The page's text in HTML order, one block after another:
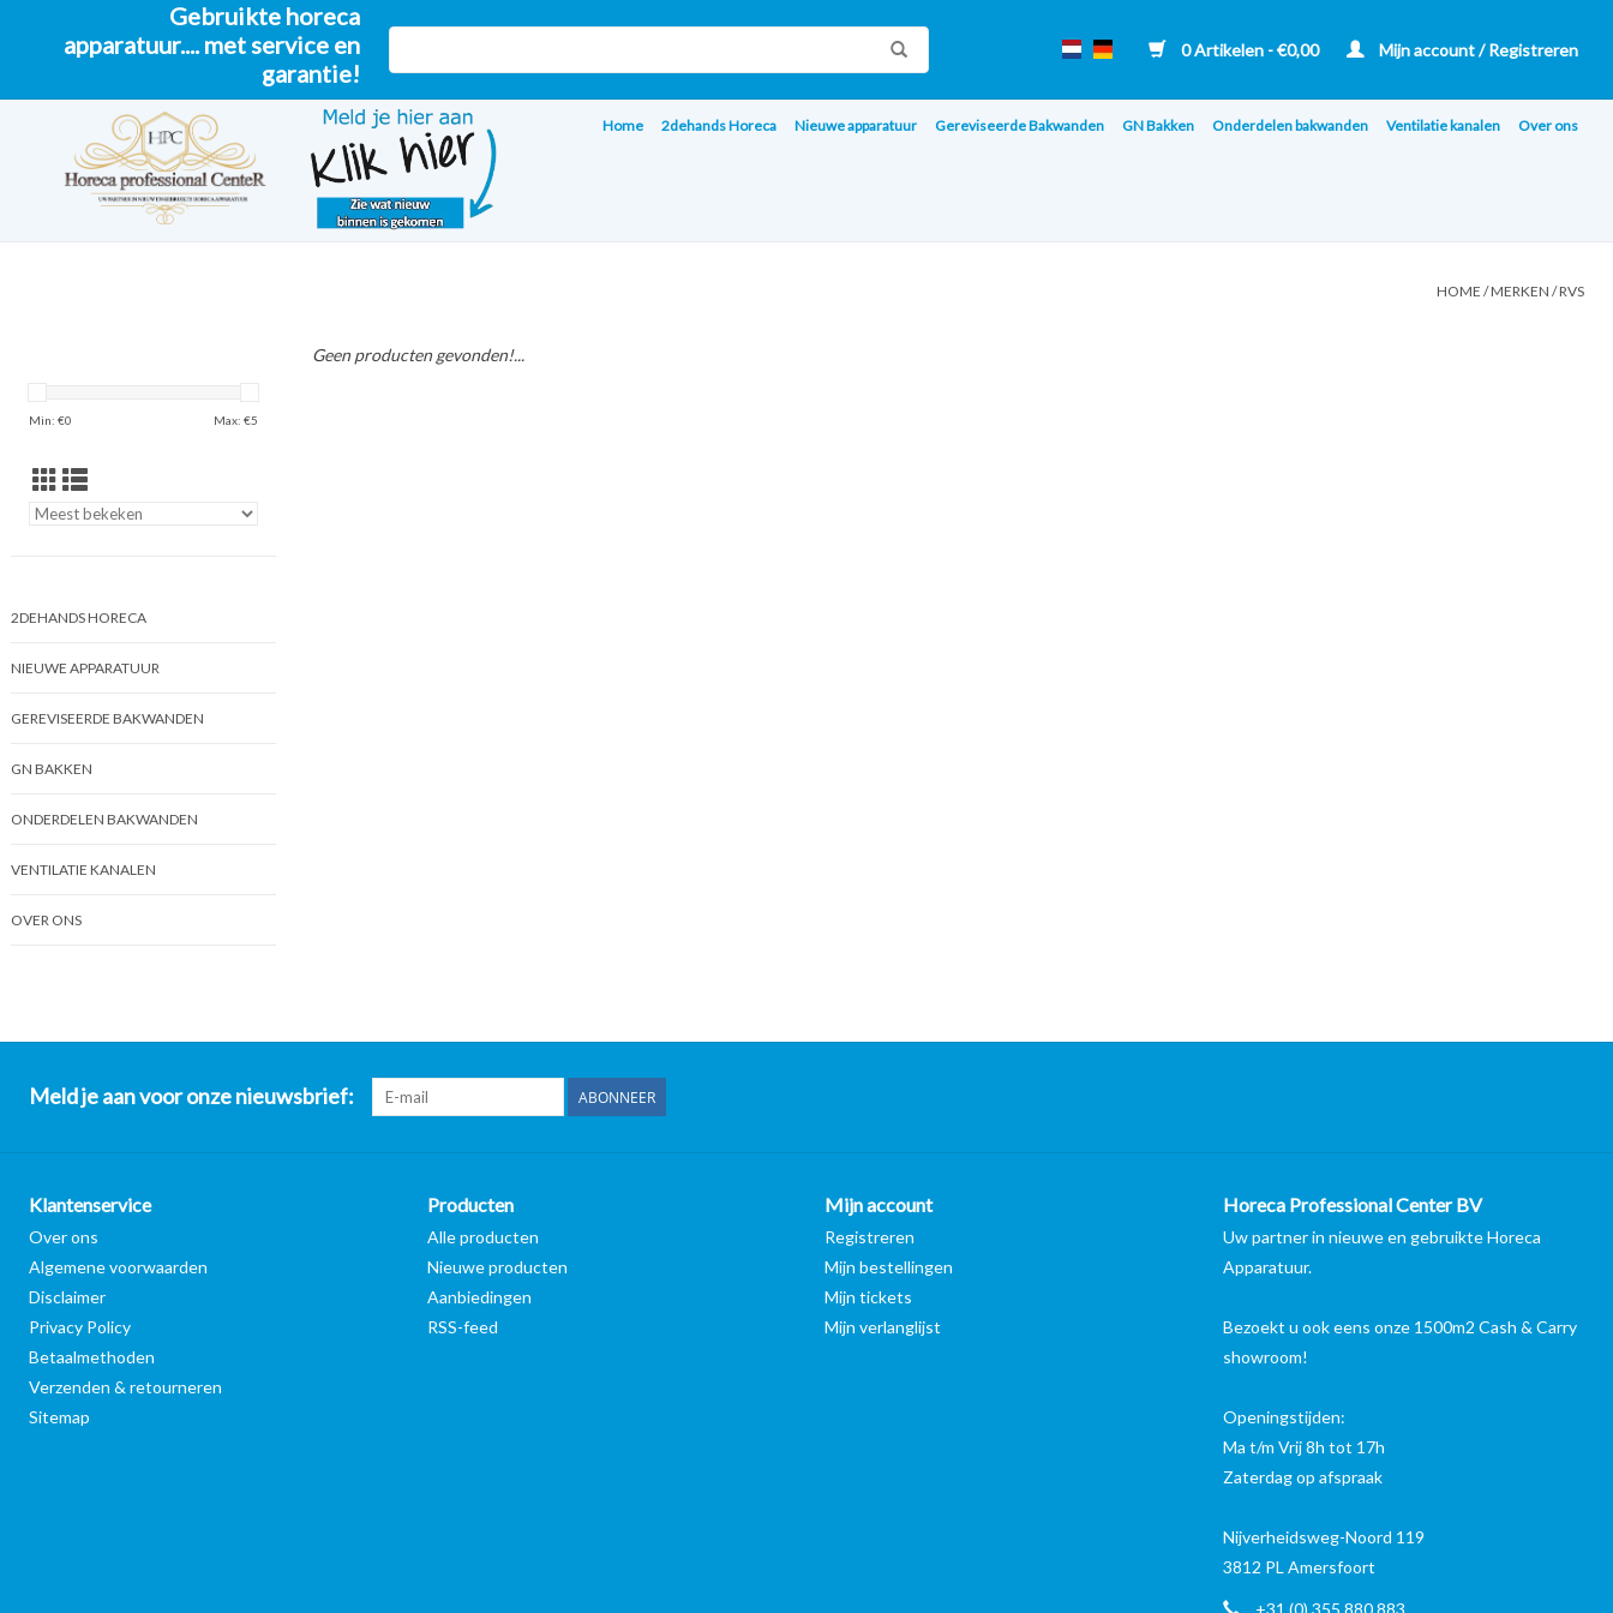
Gebruikte horeca
apparatuur.... met service en
garantie!
0 Artikelen - €0,00 Mijn account / Registreren
Home 2dehands Horeca Nieuwe apparatuur Gereviseerde Bakwanden GN Bakken Onderdelen bakwanden Ventilatie kanalen Over ons
HOME /MERKEN /RVS
Min: €0 Max: €5
2DEHANDS HORECA
NIEUWE APPARATUUR
GEREVISEERDE BAKWANDEN
GN BAKKEN
ONDERDELEN BAKWANDEN
VENTILATIE KANALEN
OVER ONS
Geen producten gevonden!...
Meld je aan voor onze nieuwsbrief: ABONNEER
Klantenservice
Over ons
Algemene voorwaarden
Disclaimer
Privacy Policy
Betaalmethoden
Verzenden & retourneren
Sitemap
Producten
Alle producten
Nieuwe producten
Aanbiedingen
RSS-feed
Mijn account
Registreren
Mijn bestellingen
Mijn tickets
Mijn verlanglijst
Horeca Professional Center BV
Uw partner in nieuwe en gebruikte Horeca
Apparatuur.
Bezoekt u ook eens onze 1500m2 Cash & Carry
showroom!
Openingstijden:
Ma t/m Vrij 8h tot 17h
Zaterdag op afspraak
Nijverheidsweg-Noord 119
3812 PL Amersfoort